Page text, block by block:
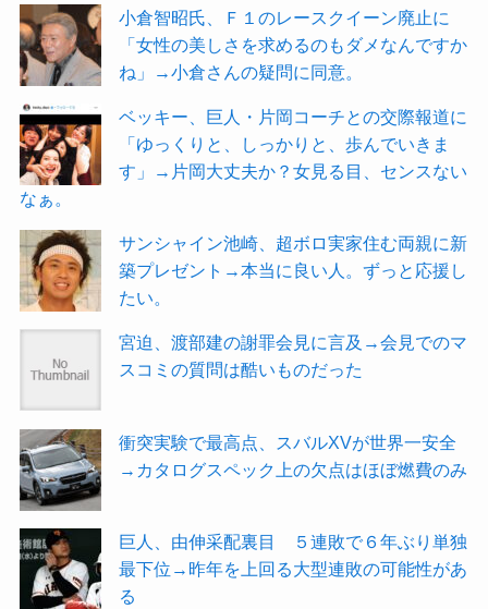
小倉智昭氏、Ｆ１のレースクイーン廃止に
「女性の美しさを求めるのもダメなんですか
ね」→小倉さんの疑問に同意。
ベッキー、巨人・片岡コーチとの交際報道に
「ゆっくりと、しっかりと、歩んでいきま
す」→片岡大丈夫か？女見る目、センスない
なぁ。
サンシャイン池崎、超ボロ実家住む両親に新
築プレゼント→本当に良い人。ずっと応援し
たい。
宮迫、渡部建の謝罪会見に言及→会見でのマ
スコミの質問は酷いものだった
衝突実験で最高点、スバルXVが世界一安全
→カタログスペック上の欠点はほぼ燃費のみ
巨人、由伸采配裏目 ５連敗で６年ぶり単独
最下位→昨年を上回る大型連敗の可能性があ
る